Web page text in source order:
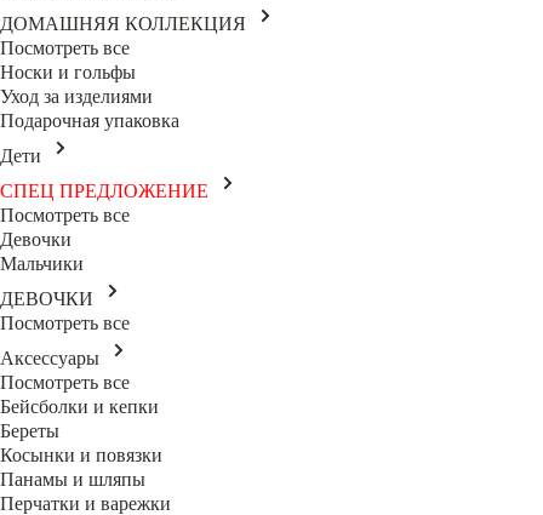
ДОМАШНЯЯ КОЛЛЕКЦИЯ
Посмотреть все
Носки и гольфы
Уход за изделиями
Подарочная упаковка
Дети
СПЕЦ ПРЕДЛОЖЕНИЕ
Посмотреть все
Девочки
Мальчики
ДЕВОЧКИ
Посмотреть все
Аксессуары
Посмотреть все
Бейсболки и кепки
Береты
Косынки и повязки
Панамы и шляпы
Перчатки и варежки